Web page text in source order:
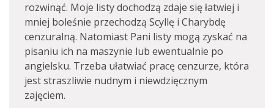
rozwinąć. Moje listy dochodzą zdaje się łatwiej i
mniej boleśnie przechodzą Scyllę i Charybdę
cenzuralną. Natomiast Pani listy mogą zyskać na
pisaniu ich na maszynie lub ewentualnie po
angielsku. Trzeba ułatwiać pracę cenzurze, która
jest straszliwie nudnym i niewdzięcznym
zajęciem.